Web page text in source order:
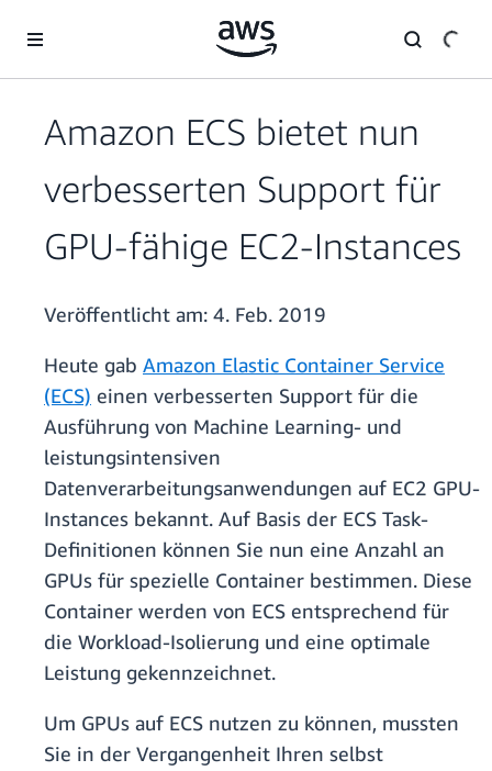
Überspringen zum Hauptinhalt
Amazon ECS bietet nun
verbesserten Support für
GPU-fähige EC2-Instances
Veröffentlicht am: 4. Feb. 2019
Heute gab Amazon Elastic Container Service
(ECS) einen verbesserten Support für die
Ausführung von Machine Learning- und
leistungsintensiven
Datenverarbeitungsanwendungen auf EC2 GPU-
Instances bekannt. Auf Basis der ECS Task-
Definitionen können Sie nun eine Anzahl an
GPUs für spezielle Container bestimmen. Diese
Container werden von ECS entsprechend für
die Workload-Isolierung und eine optimale
Leistung gekennzeichnet.
Um GPUs auf ECS nutzen zu können, mussten
Sie in der Vergangenheit Ihren selbst